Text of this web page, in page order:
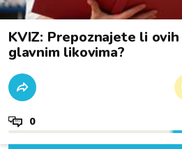
KVIZ: Prepoznajete li
glavnim likovima?
0